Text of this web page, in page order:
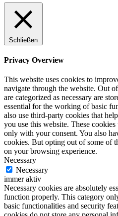
Schließen
Privacy Overview
This website uses cookies to
navigate through the website. Out
are categorized as necessary are
essential for the working of basic
also use third-party cookies that
you use this website. These
only with your consent. You also
cookies. But opting out of some of
on your browsing experience.
Necessary
Necessary
immer aktiv
Necessary cookies are absolutely
function properly. This category
basic functionalities and security